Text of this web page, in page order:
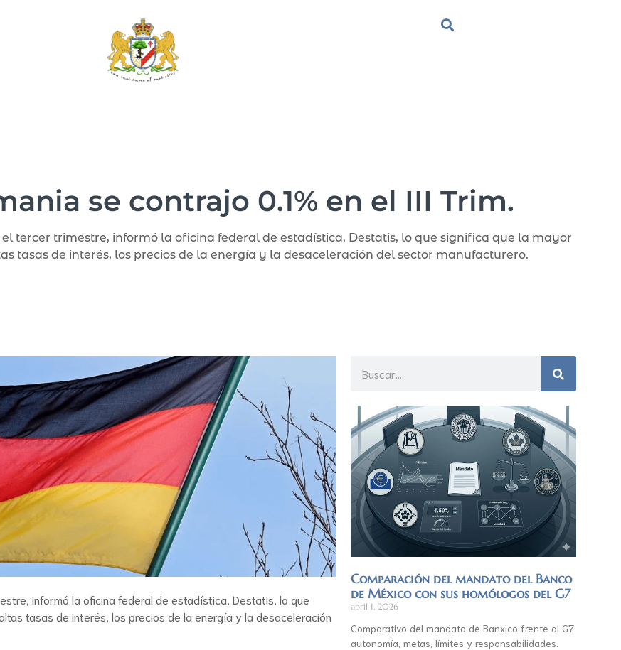
se contrajo 0.1% en el III Trim.
tercer trimestre, informó la oficina federal de estadística, Destatis, lo que significa que la mayor
tasas de interés, los precios de la energía y la desaceleración del sector manufacturero.
informó la oficina federal de estadística, Destatis, lo que
tasas de interés, los precios de la energía y la desaceleración
Comparación del mandato del Banco
de México con sus homólogos del G7
abril 1, 2026
Comparativo del mandato de Banxico frente al G7:
autonomía, metas, límites y responsabilidades.